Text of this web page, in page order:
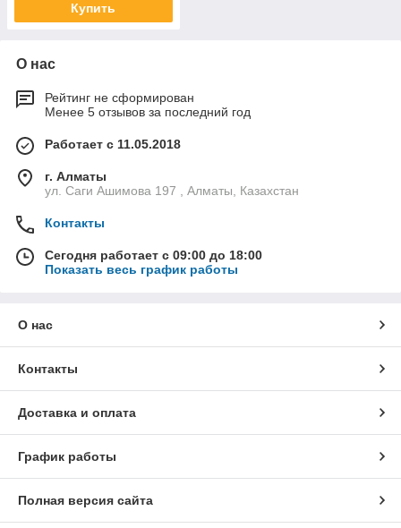
Купить
О нас
Рейтинг не сформирован
Менее 5 отзывов за последний год
Работает с 11.05.2018
г. Алматы
ул. Саги Ашимова 197 , Алматы, Казахстан
Контакты
Сегодня работает с 09:00 до 18:00
Показать весь график работы
О нас
Контакты
Доставка и оплата
График работы
Полная версия сайта